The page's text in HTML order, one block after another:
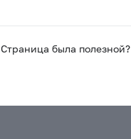
Страница была полезной?